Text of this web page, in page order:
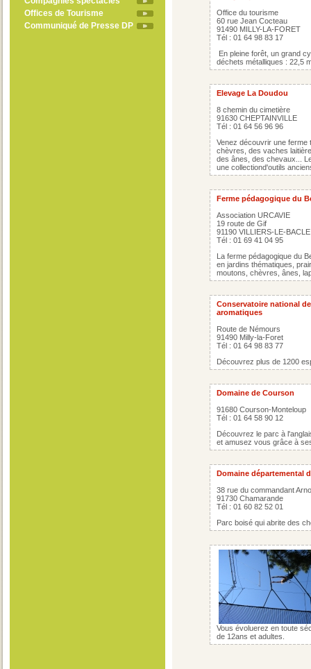
Offices de Tourisme
Communiqué de Presse DP
Office du tourisme
60 rue Jean Cocteau
91490 MILLY-LA-FORET
Tél : 01 64 98 83 17
En pleine forêt, un grand
déchets métalliques : 22,5
Elevage La Doudou
8 chemin du cimetière
91630 CHEPTAINVILLE
Tél : 01 64 56 96 96
Venez découvrir une ferme
chèvres, des vaches
des ânes, des chevaux...
une collectiond'outils
Ferme pédagogique du
Association URCAVIE
19 route de Gif
91190 VILLIERS-LE-BACLE
Tél : 01 69 41 04 95
La ferme pédagogique du
en jardins thématiques,
moutons, chèvres, ânes,
Conservatoire national
aromatiques
Route de Némours
91490 Milly-la-Foret
Tél : 01 64 98 83 77
Découvrez plus de 1200
Domaine de Courson
91680 Courson-Monteloup
Tél : 01 64 58 90 12
Découvrez le parc à
et amusez vous grâce à
Domaine départemental
38 rue du commandant
91730 Chamarande
Tél : 01 60 82 52 01
Parc boisé qui abrite des
Vous évoluerez en toute
de 12ans et adultes.